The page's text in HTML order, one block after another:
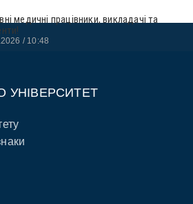
медичні працівники, викладачі та
10:48
УНІВЕРСИТЕТ